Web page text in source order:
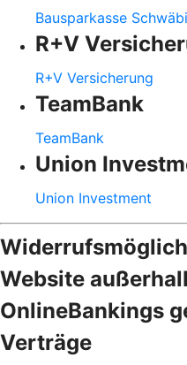
Bausparkasse
R+V
R+V Versicherung
TeamBank
TeamBank
Union
Union Investment
Website
OnlineBankings
Verträge